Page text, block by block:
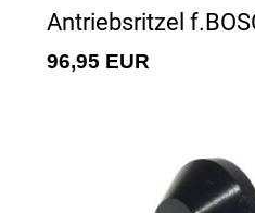
Antriebsritzel
96,95 EUR